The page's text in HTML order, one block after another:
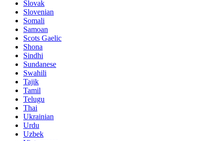
Slovak
Slovenian
Somali
Samoan
Scots Gaelic
Shona
Sindhi
Sundanese
Swahili
Tajik
Tamil
Telugu
Thai
Ukrainian
Urdu
Uzbek